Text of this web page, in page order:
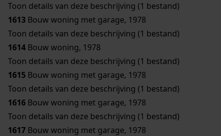
Toon details van deze beschrijving (1 bestand)
1613 Bouw woning met garage, 1978
Toon details van deze beschrijving (1 bestand)
1614 Bouw woning, 1978
Toon details van deze beschrijving (1 bestand)
1615 Bouw woning met garage, 1978
Toon details van deze beschrijving (1 bestand)
1616 Bouw woning met garage, 1978
Toon details van deze beschrijving (1 bestand)
1617 Bouw woning met garage, 1978